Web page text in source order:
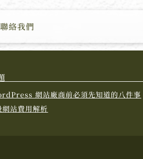
聯絡我們
網站廠商前必須先知道的八件事
網站費用解析